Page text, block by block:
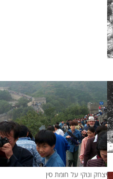
יצחק ונוקי על חומת סין